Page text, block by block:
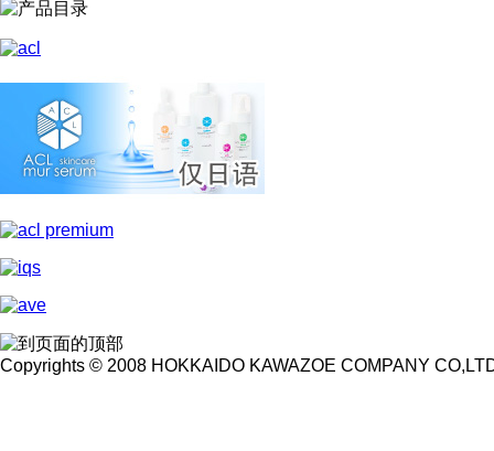
Copyrights © 2008 HOKKAIDO KAWAZOE COMPANY